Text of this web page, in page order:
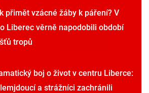
přimět vzácné žáby k páření? V
Liberec věrně napodobili období
tropů
boj o život v centru Liberce:
a strážníci zachránili